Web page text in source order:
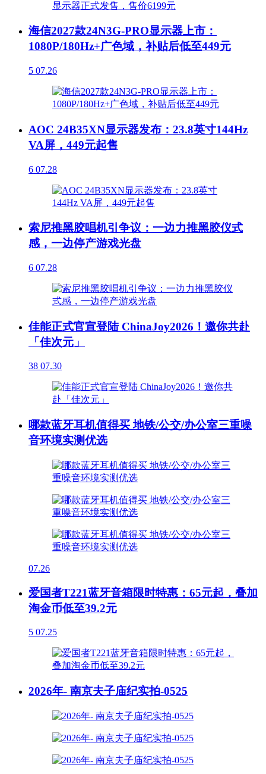
海信2027款24N3G-PRO显示器上市：
1080P/180Hz+广色域，补贴后低至449元
5 07.26
AOC 24B35XN显示器发布：23.8英寸144Hz
VA屏，449元起售
6 07.28
索尼推黑胶唱机引争议：一边力推黑胶仪式
感，一边停产游戏光盘
6 07.28
佳能正式官宣登陆 ChinaJoy2026！邀你共赴
「佳次元」
38 07.30
哪款蓝牙耳机值得买 地铁/公交/办公室三重噪
音环境实测优选
07.26
爱国者T221蓝牙音箱限时特惠：65元起，叠加
淘金币低至39.2元
5 07.25
2026年- 南京夫子庙纪实拍-0525